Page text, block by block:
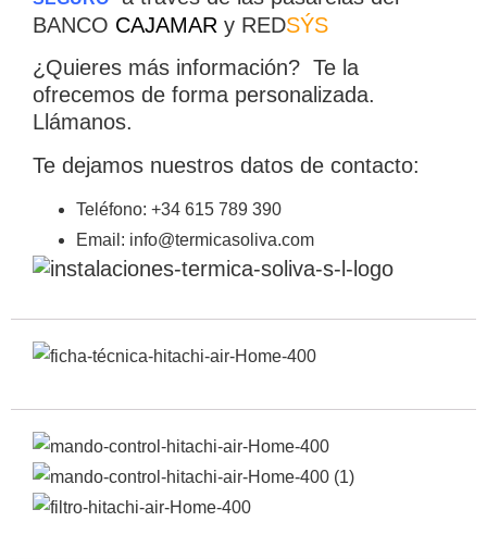
×
BANCO CAJAMAR y REDSÝS
¿Quieres más información? Te la
ofrecemos de forma personalizada.
Llámanos.
Te dejamos nuestros datos de contacto:
Teléfono: +34 615 789 390
Email: info@termicasoliva.com